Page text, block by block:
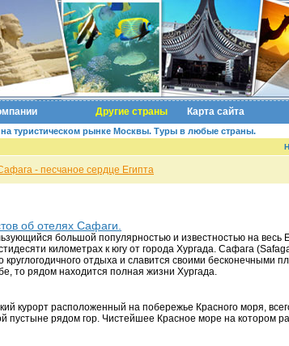
Другие страны Карта сайта
на туристическом рынке Москвы. Туры в любые страны.
- песчаное сердце Египта
об отелях Сафаги.
большой популярностью и известностью на весь
километрах к югу от города Хургада. Сафага
круглогодичного отдыха и славится своими бесконечными
то рядом находится полная жизни Хургада.
курорт расположенный на побережье Красного моря,
пустыне рядом гор. Чистейшее Красное море на котором